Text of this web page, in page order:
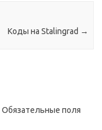
Коды на Stalingrad →
Обязательные поля